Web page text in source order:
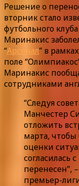
Решение о
вторник стало
футбольного
Маринакис
“Арсенал” в
поле
Маринакис
сотрудниками
“Следуя
Манчестер
отложить
марта,
оценки
согласилась
перенесен”,
премьер-